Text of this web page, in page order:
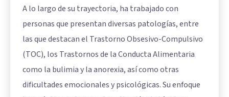
A lo largo de su trayectoria, ha trabajado con
personas que presentan diversas patologías, entre
las que destacan el Trastorno Obsesivo-Compulsivo
(TOC), los Trastornos de la Conducta Alimentaria
como la bulimia y la anorexia, así como otras
dificultades emocionales y psicológicas. Su enfoque